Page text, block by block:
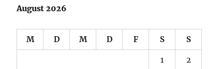
August 2026
M D M D F S S
1 2